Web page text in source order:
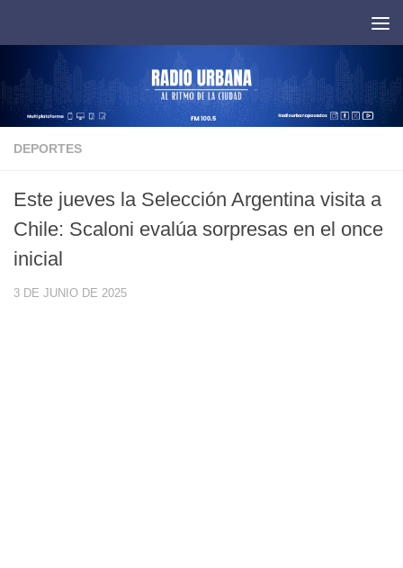
DEPORTES
Este jueves la Selección Argentina visita a
Chile: Scaloni evalúa sorpresas en el once
inicial
3 DE JUNIO DE 2025